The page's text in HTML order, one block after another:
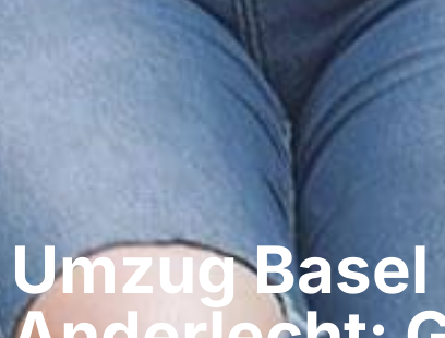
Umzug Basel​